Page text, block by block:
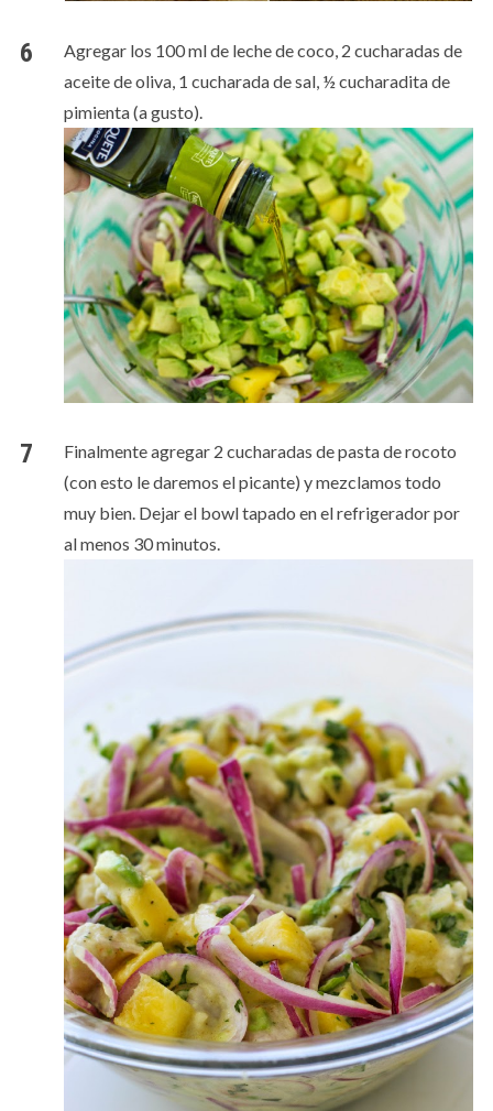
Agregar los 100 ml de leche de coco, 2 cucharadas de
aceite de oliva, 1 cucharada de sal, ½ cucharadita de
pimienta (a gusto).
Finalmente agregar 2 cucharadas de pasta de rocoto
(con esto le daremos el picante) y mezclamos todo
muy bien. Dejar el bowl tapado en el refrigerador por
al menos 30 minutos.